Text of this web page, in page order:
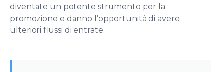
diventate un potente strumento per la
promozione e danno l’opportunità di avere
ulteriori flussi di entrate.